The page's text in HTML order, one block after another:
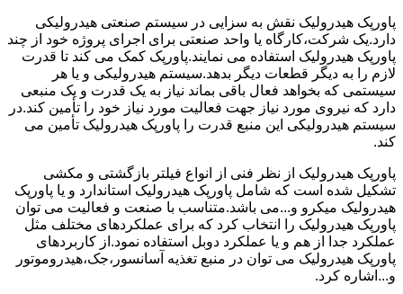
پاورپک هیدرولیک نقش به سزایی در سیستم صنعتی هیدرولیکی
دارد.یک شرکت،کارگاه یا واحد صنعتی برای اجرای پروژه خود از چند
پاورپک هیدرولیک استفاده می نمایند.پاورپک کمک می کند تا قدرت
لازم را به دیگر قطعات دیگر بدهد.سیستم هیدرولیکی و یا هر
سیستمی که بخواهد فعال باقی بماند نیاز به یک قدرت و یک منبعی
دارد که نیروی مورد نیاز جهت فعالیت مورد نیاز خود را تأمین کند.در
سیستم هیدرولیکی این منبع قدرت را پاورپک هیدرولیک تأمین می
کند.
پاورپک هیدرولیک از نظر فنی از انواع فیلتر بازگشتی و مکشی
تشکیل شده است که شامل پاورپک هیدرولیک استاندارد و یا پاورپک
هیدرولیک میکرو و...می باشد.متناسب با صنعت و فعالیت می توان
پاورپک هیدرولیک را انتخاب کرد که برای عملکردهای مختلف مثل
عملکرد جدا از هم و یا عملکرد دوبل استفاده نمود.از کاربردهای
پاورپک هیدرولیک می توان در منبع تغذیه آسانسور،جک،هیدروموتور
و...اشاره کرد.